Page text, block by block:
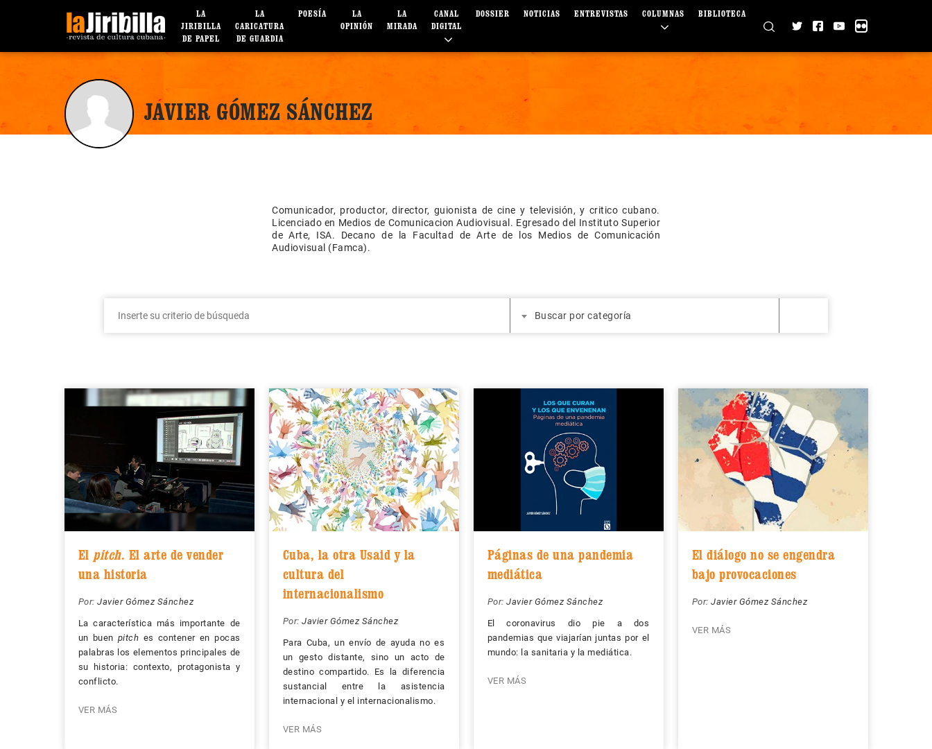
LA
JIRIBILLA
DE PAPEL
LA
CARICATURA
DE GUARDIA
POESÍA
LA
OPINIÓN
LA
MIRADA
CANAL
DIGITAL
DOSSIER NOTICIAS ENTREVISTAS COLUMNAS BIBLIOTECA
JAVIER GÓMEZ SÁNCHEZ
Comunicador, productor, director, guionista de cine y televisión, y critico cubano.
Licenciado en Medios de Comunicacion Audiovisual. Egresado del Instituto Superior
de Arte, ISA. Decano de la Facultad de Arte de los Medios de Comunicación
Audiovisual (Famca).
Buscar por categoría
El pitch. El arte de vender
una historia
Por: Javier Gómez Sánchez
La característica más importante de
un buen pitch es contener en pocas
palabras los elementos principales de
su historia: contexto, protagonista y
conflicto.
VER MÁS
Cuba, la otra Usaid y la
cultura del
internacionalismo
Por: Javier Gómez Sánchez
Para Cuba, un envío de ayuda no es
un gesto distante, sino un acto de
destino compartido. Es la diferencia
sustancial entre la asistencia
internacional y el internacionalismo.
VER MÁS
Páginas de una pandemia
mediática
Por: Javier Gómez Sánchez
El coronavirus dio pie a dos
pandemias que viajarían juntas por el
mundo: la sanitaria y la mediática.
VER MÁS
El diálogo no se engendra
bajo provocaciones
Por: Javier Gómez Sánchez
VER MÁS